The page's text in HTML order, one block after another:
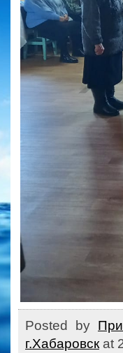
Posted by
г.Хабаровск at